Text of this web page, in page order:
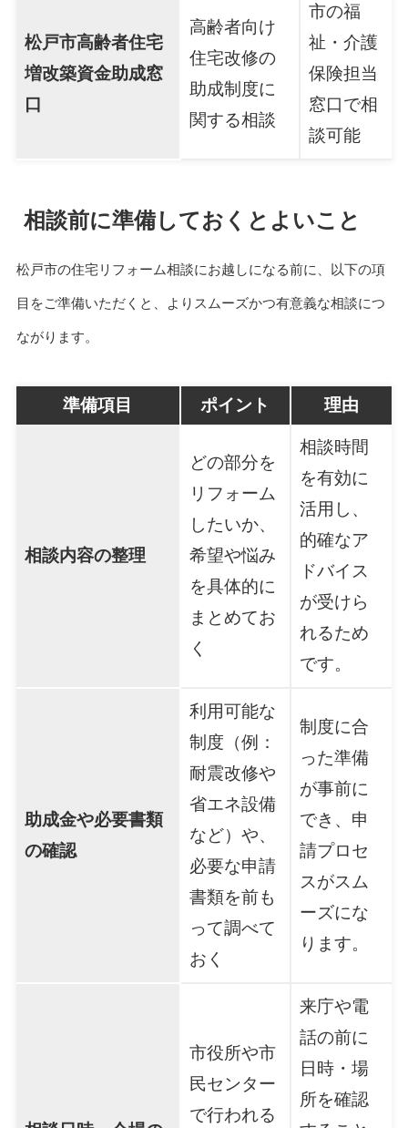
松戸市高齢者住宅
増改築資金助成窓
口
高齢者向け
住宅改修の
助成制度に
関する相談
市の福
祉・介護
保険担当
窓口で相
談可能
相談前に準備しておくとよいこと
松戸市の住宅リフォーム相談にお越しになる前に、以下の項
目をご準備いただくと、よりスムーズかつ有意義な相談につ
ながります。
準備項目 ポイント 理由
相談内容の整理
どの部分を
リフォーム
したいか、
希望や悩み
を具体的に
まとめてお
く
相談時間
を有効に
活用し、
的確なア
ドバイス
が受けら
れるため
です。
助成金や必要書類
の確認
利用可能な
制度（例：
耐震改修や
省エネ設備
など）や、
必要な申請
書類を前も
って調べて
おく
制度に合
った準備
が事前に
でき、申
請プロセ
スがスム
ーズにな
ります。
市役所や市
民センター
で行われる
来庁や電
話の前に
日時・場
所を確認